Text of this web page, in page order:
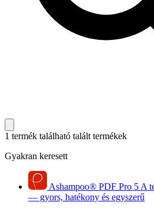
1 termék található talált termékek
Gyakran keresett
Ashampoo® PDF Pro 5 A
— gyors, hatékony és egyszerű